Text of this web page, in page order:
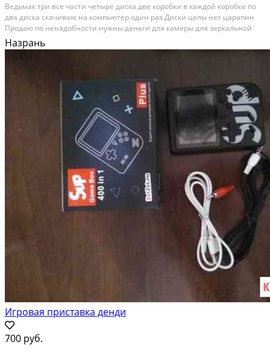
Ведьмак три все части четыре диска две коробки в каждой коробке по
два диска скачиваю на компьютер один раз Диски целы нет царапин
Продаю по ненадобности нужны деньги для камеры для зеркальной
камеры диски лицензионные Категория: игры, приставки и программы.
Вид объявления: продаю своё. Место...
Назрань
Игровая приставка денди
700 руб.